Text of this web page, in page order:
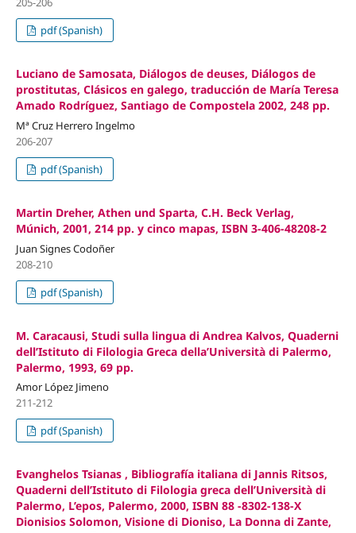
pdf (Spanish)
Luciano de Samosata, Diálogos de deuses, Diálogos de
prostitutas, Clásicos en galego, traducción de María Teresa
Amado Rodríguez, Santiago de Compostela 2002, 248 pp.
Mª Cruz Herrero Ingelmo
206-207
pdf (Spanish)
Martin Dreher, Athen und Sparta, C.H. Beck Verlag,
Múnich, 2001, 214 pp. y cinco mapas, ISBN 3-406-48208-2
Juan Signes Codoñer
208-210
pdf (Spanish)
M. Caracausi, Studi sulla lingua di Andrea Kalvos, Quaderni
dell’Istituto di Filologia Greca della’Università di Palermo,
Palermo, 1993, 69 pp.
Amor López Jimeno
211-212
pdf (Spanish)
Evanghelos Tsianas , Bibliografía italiana di Jannis Ritsos,
Quaderni dell’Istituto di Filologia greca dell’Università di
Palermo, L’epos, Palermo, 2000, ISBN 88 -8302-138-X
Dionisios Solomon, Visione di Dioniso, La Donna di Zante,